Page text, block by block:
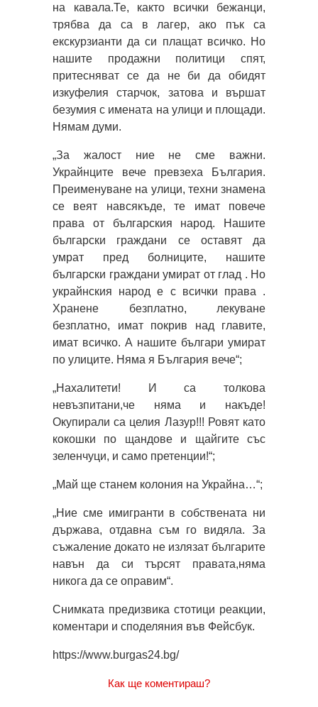
на кавала.Те, както всички бежанци,
трябва да са в лагер, ако пък са
екскурзианти да си плащат всичко. Но
нашите продажни политици спят,
притесняват се да не би да обидят
изкуфелия старчок, затова и вършат
безумия с имената на улици и площади.
Нямам думи.
„За жалост ние не сме важни.
Украйнците вече превзеха България.
Преименуване на улици, техни знамена
се веят навсякъде, те имат повече
права от българския народ. Нашите
български граждани се оставят да
умрат пред болниците, нашите
български граждани умират от глад . Но
украйнския народ е с всички права .
Хранене безплатно, лекуване
безплатно, имат покрив над главите,
имат всичко. А нашите българи умират
по улиците. Няма я България вече“;
„Нахалитети! И са толкова
невъзпитани,че няма и накъде!
Окупирали са целия Лазур!!! Ровят като
кокошки по щандове и щайгите със
зеленчуци, и само претенции!“;
„Май ще станем колония на Украйна…“;
„Ние сме имигранти в собствената ни
държава, отдавна съм го видяла. За
съжаление докато не излязат българите
навън да си търсят правата,няма
никога да се оправим“.
Снимката предизвика стотици реакции,
коментари и споделяния във Фейсбук.
https://www.burgas24.bg/
Как ще коментираш?